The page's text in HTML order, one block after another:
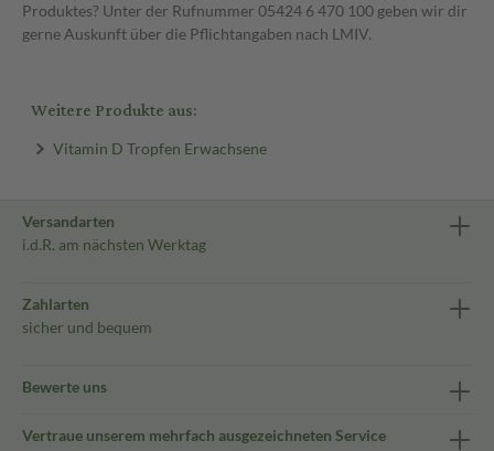
Produktes? Unter der Rufnummer 05424 6 470 100 geben wir dir
gerne Auskunft über die Pflichtangaben nach LMIV.
Weitere Produkte aus:
Vitamin D Tropfen Erwachsene
Versandarten
i.d.R. am nächsten Werktag
Zahlarten
sicher und bequem
Bewerte uns
Vertraue unserem mehrfach ausgezeichneten Service